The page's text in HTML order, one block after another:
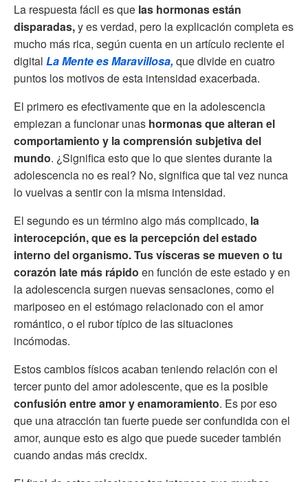
La respuesta fácil es que las hormonas están
disparadas,y es verdad, pero la explicación completa es
mucho más rica, según cuenta en un artículo reciente el
digital La Mente es Maravillosa,que divide en cuatro
puntos los motivos de esta intensidad exacerbada.
El primero es efectivamente que en la adolescencia
empiezan a funcionar unas hormonas que alteran el
comportamiento y la comprensión subjetiva del
mundo. ¿Significa esto que lo que sientes durante la
adolescencia no es real? No, significa que tal vez nunca
lo vuelvas a sentir con la misma intensidad.
El segundo es un término algo más complicado, la
interocepción, que es la percepción del estado
interno del organismo. Tus vísceras se mueven o tu
corazón late más rápido en función de este estado y en
la adolescencia surgen nuevas sensaciones, como el
mariposeo en el estómago relacionado con el amor
romántico, o el rubor típico de las situaciones
incómodas.
Estos cambios físicos acaban teniendo relación con el
tercer punto del amor adolescente, que es la posible
confusión entre amor y enamoramiento. Es por eso
que una atracción tan fuerte puede ser confundida con el
amor, aunque esto es algo que puede suceder también
cuando andas más crecidx.